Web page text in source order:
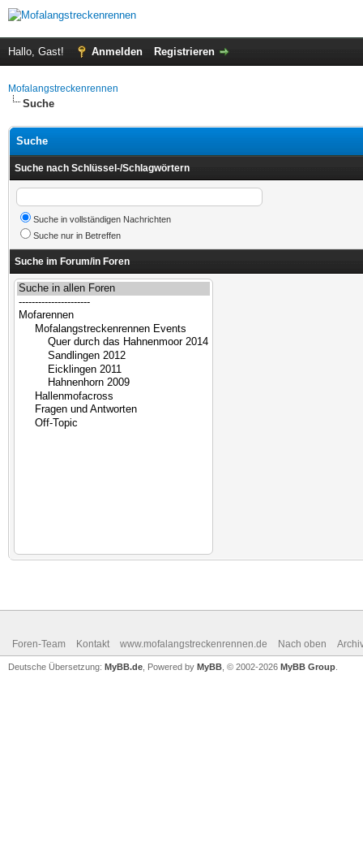
Hallo, Gast! Anmelden Registrieren
Mofalangstreckenrennen
Suche
Suche
Suche nach Schlüssel-/Schlagwörtern
Suche in vollständigen Nachrichten
Suche nur in Betreffen
Suche im Forum/in Foren
Foren-Team Kontakt www.mofalangstreckenrennen.de Nach oben
Deutsche Übersetzung: MyBB.de , Powered by MyBB , © 2002-2026 MyBB Group